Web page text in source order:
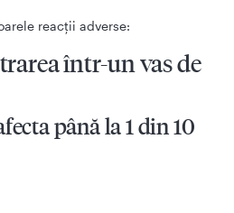
reacţii adverse:
într-un vas de
până la 1 din 10